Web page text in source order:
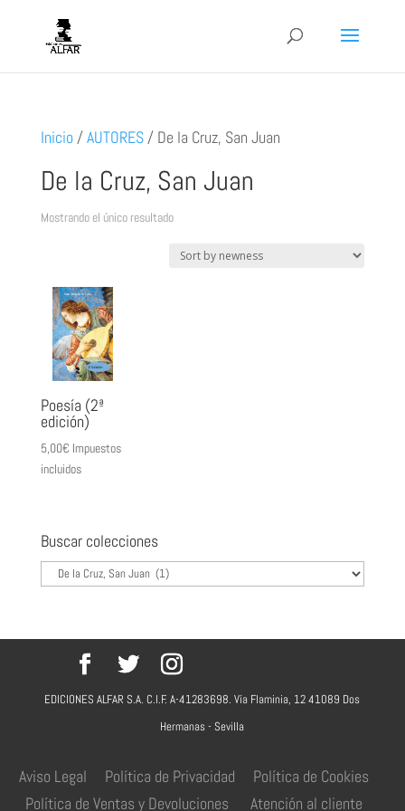
Inicio /AUTORES/ De la Cruz, San Juan
De la Cruz, San Juan
Mostrando el único resultado
Poesía (2ª
edición)
5,00€ Impuestos
incluidos
Buscar colecciones
EDICIONES ALFAR S.A. C.I.F. A-41283698. Vía Flaminia, 12 41089 Dos
Hermanas - Sevilla
Aviso Legal Política de Privacidad
Política de Cookies
Política de Ventas y Devoluciones
Atención al cliente